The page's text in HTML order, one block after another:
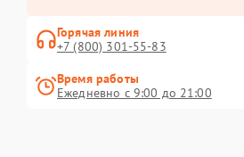
Горячая линия
+7 (800) 301-55-83
Время работы
Ежедневно с 9:00 до 21:00